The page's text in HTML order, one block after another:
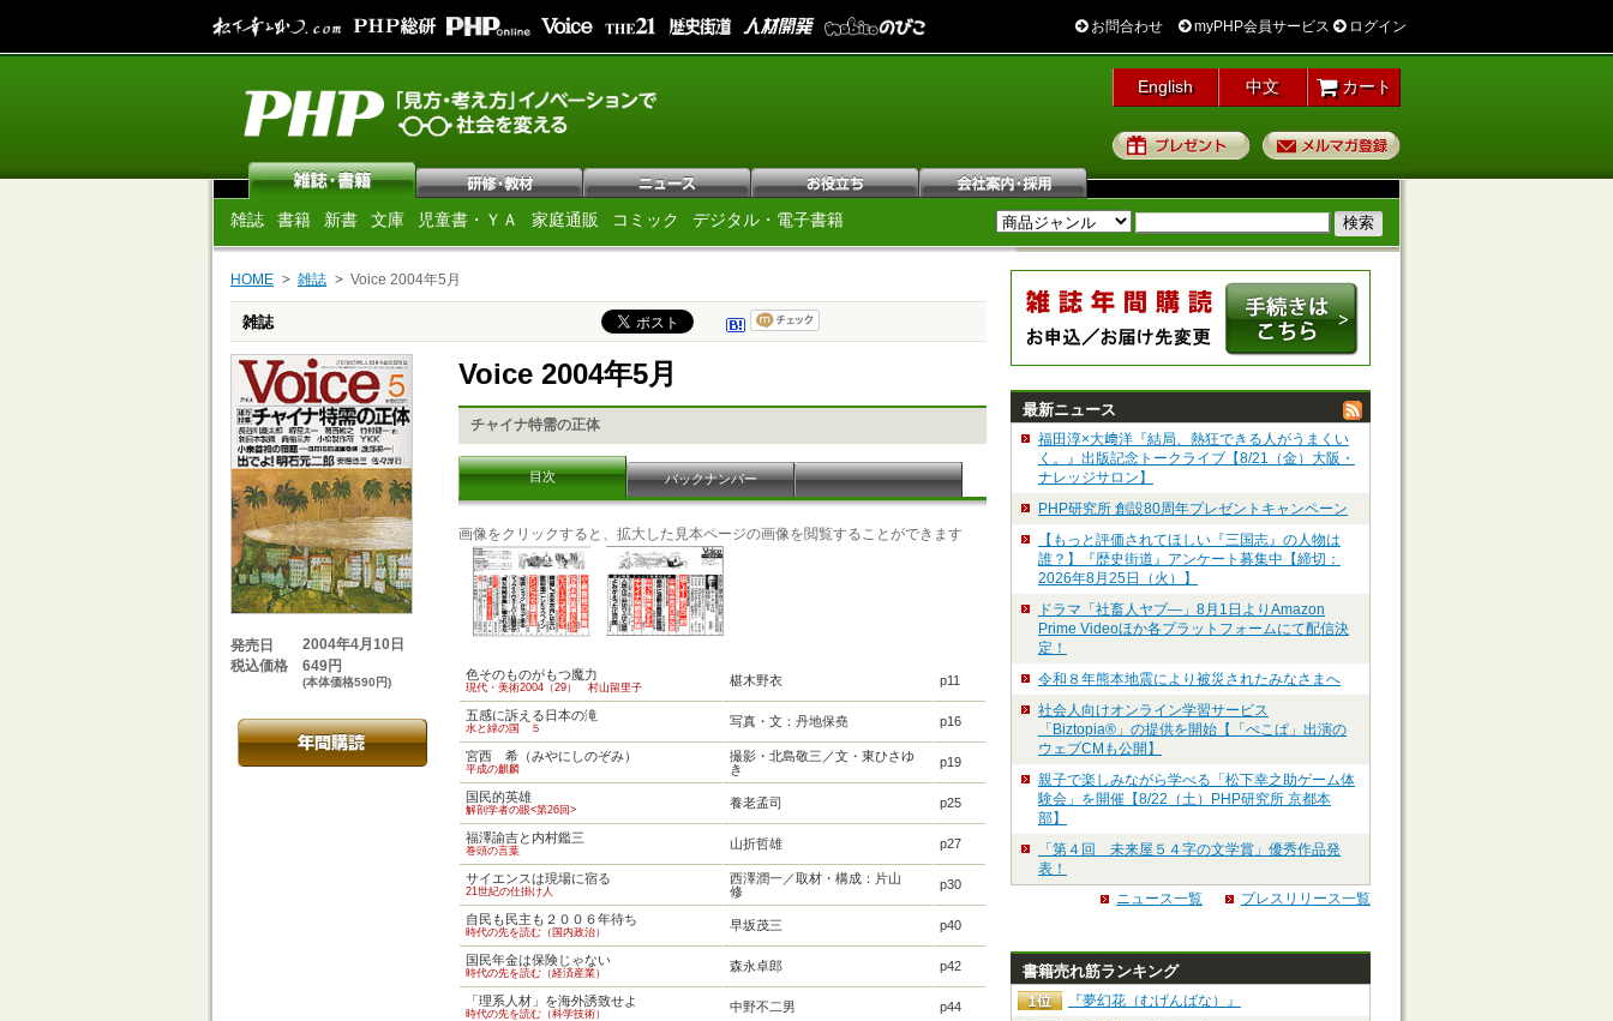
お問合わせ myPHP会員サービス ログイン
English 中文 カート
プレゼント
雑誌 書籍 新書 文庫 児童書・ＹＡ 家庭通販 コミック デジタル・電子書籍
HOME 雑誌 Voice 2004年5月
雑誌
発売日
2004年4月10日
税込価格
649円
(本体価格590円)
Voice 2004年5月
チャイナ特需の正体
目次 バックナンバー
画像をクリックすると、拡大した見本ページの画像を閲覧することができます
色そのものがもつ魔力
現代・美術2004（29） 村山留里子 椹木野衣 p11
五感に訴える日本の滝
水と緑の国 ５ 写真・文：丹地保堯 p16
宮西 希（みやにしのぞみ）
平成の麒麟
撮影・北島敬三／文・東ひさゆ
き
p19
国民的英雄
解剖学者の眼<第26回> 養老孟司 p25
福澤諭吉と内村鑑三
巻頭の言葉 山折哲雄 p27
サイエンスは現場に宿る
21世紀の仕掛け人
西澤潤一／取材・構成：片山
修
p30
自民も民主も２００６年待ち
時代の先を読む（国内政治） 早坂茂三 p40
国民年金は保険じゃない
時代の先を読む（経済産業） 森永卓郎 p42
「理系人材」を海外誘致せよ
時代の先を読む（科学技術） 中野不二男 p44
最新ニュース
福田淳×大﨑洋『結局、熱狂できる人がうまくい
く。』出版記念トークライブ【8/21（金）大阪・
ナレッジサロン】
PHP研究所 創設80周年プレゼントキャンペーン
【もっと評価されてほしい『三国志』の人物は
誰？】『歴史街道』アンケート募集中【締切：
2026年8月25日（火）】
ドラマ「社畜人ヤブ―」8月1日よりAmazon
Prime Videoほか各プラットフォームにて配信決
定！
令和８年熊本地震により被災されたみなさまへ
社会人向けオンライン学習サービス
「Biztopia®」の提供を開始【「ぺこぱ」出演の
ウェブCMも公開】
親子で楽しみながら学べる「松下幸之助ゲーム体
験会」を開催【8/22（土）PHP研究所 京都本
部】
「第４回 未来屋５４字の文学賞」優秀作品発
表！
ニュース一覧
プレスリリース一覧
書籍売れ筋ランキング
『夢幻花（むげんばな）』